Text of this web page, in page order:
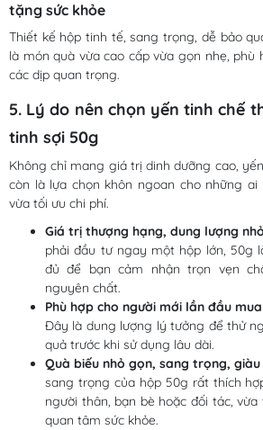
tặng sức khỏe
Thiết kế hộp tinh tế, sang trọng, dễ bảo
là món quà vừa cao cấp vừa gọn nhẹ, phù
các dịp quan trọng.
5. Lý do nên chọn yến tinh chế
tinh sợi 50g
Không chỉ mang giá trị dinh dưỡng cao,
còn là lựa chọn khôn ngoan cho những
vừa tối ưu chi phí.
Giá trị thượng hạng, dung lượng
phải đầu tư ngay một hộp lớn, 50g
đủ để bạn cảm nhận trọn vẹn
nguyên chất.
Phù hợp cho người mới lần đầu
Đây là dung lượng lý tưởng để thử
quả trước khi sử dụng lâu dài.
Quà biếu nhỏ gọn, sang trọng, giàu
sang trọng của hộp 50g rất thích
người thân, bạn bè hoặc đối tác,
quan tâm sức khỏe.